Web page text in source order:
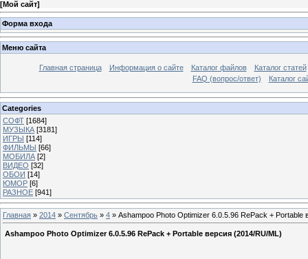
[Мой сайт]
Форма входа
Меню сайта
Главная страница Информация о сайте Каталог файлов
Каталог статей
FAQ (вопрос/ответ)
Каталог
Categories
СОФТ [1684]
МУЗЫКА [3181]
ИГРЫ [114]
ФИЛЬМЫ [66]
МОБИЛА [2]
ВИДЕО [32]
ОБОИ [14]
ЮМОР [6]
РАЗНОЕ [941]
Главная » 2014 » Сентябрь » 4 » Ashampoo Photo Optimizer 6.0.5.96 RePack + Portable
Ashampoo Photo Optimizer 6.0.5.96 RePack + Portable версия (2014/RU/ML)